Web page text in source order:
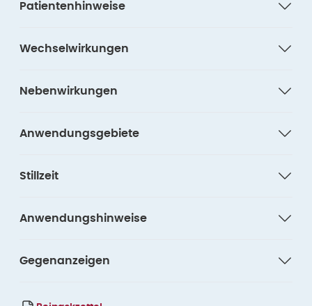
Patientenhinweise
Wechselwirkungen
Nebenwirkungen
Anwendungsgebiete
Stillzeit
Anwendungshinweise
Gegenanzeigen